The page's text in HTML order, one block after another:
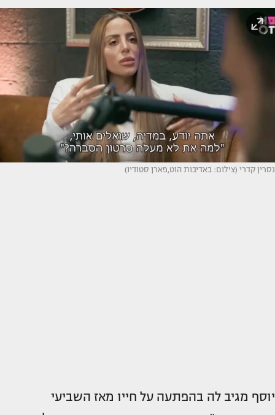
נסרין קדרי (צילום: באדיבות הוט,פארן סטודיו)
יוסף מגיב לה בהפתעה על חייו מאז השביעי